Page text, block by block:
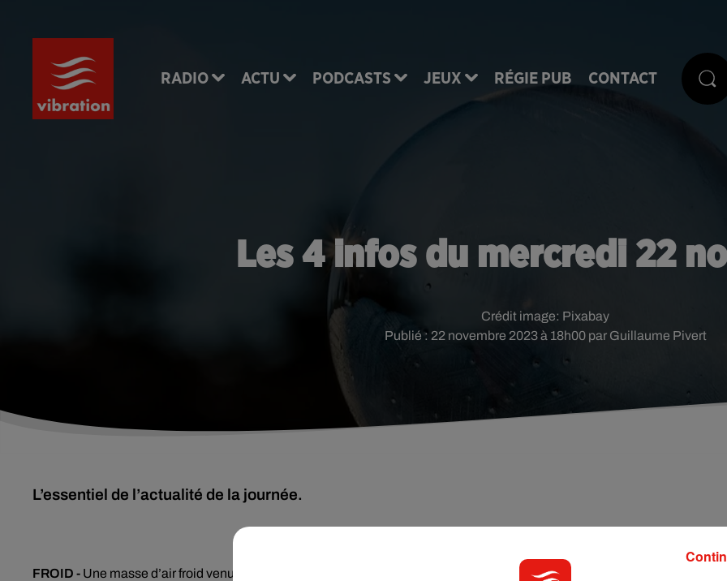
RADIO ACTU PODCASTS JEUX RÉGIE PUB CONTACT
Les 4 infos du mercredi 22
Publié : 22 novembre 2023 à 18h00 par Guillaume Pivert
Crédit image: Pixabay
L’essentiel de l’actualité de la journée.
FROID - Une masse d’air froid venue de Scandinavie arrive sur la France… Les températures vont brutalement chuter et